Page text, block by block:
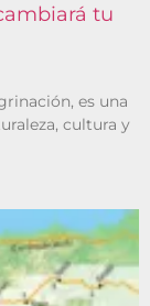
tu
es una
cultura y